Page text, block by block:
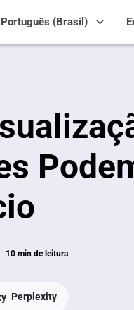
Português (Brasil)
10 min de leitura
Perplexity